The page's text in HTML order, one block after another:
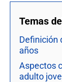
Temas
Definición
años
Aspectos
adulto